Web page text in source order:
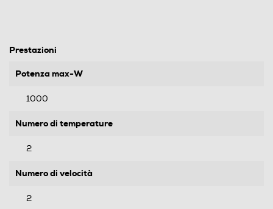
Prestazioni
Potenza max-W
1000
Numero di temperature
2
Numero di velocità
2